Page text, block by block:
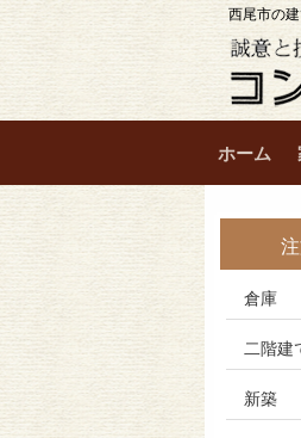
西尾市の
ホーム
倉庫
二階建
新築